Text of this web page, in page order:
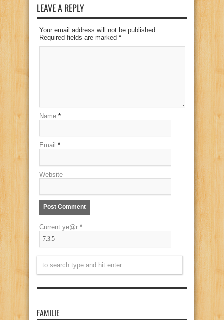
LEAVE A REPLY
Your email address will not be published.
Required fields are marked *
Name *
Email *
Website
Current ye@r *
FAMILIE